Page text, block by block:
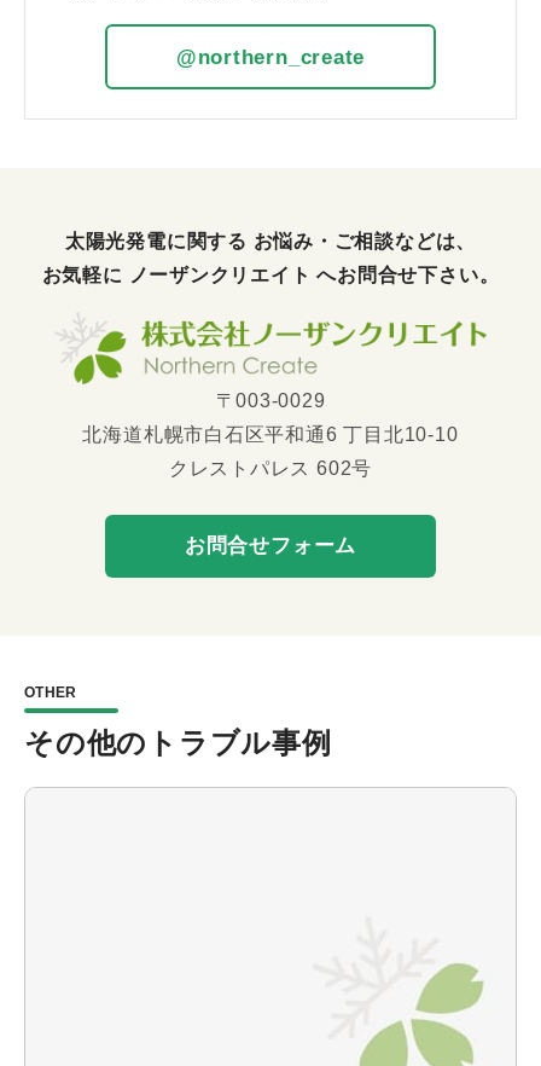
@northern_create
太陽光発電に関する お悩み・ご相談などは、
お気軽に ノーザンクリエイトへお問合せ下さい。
〒003-0029
北海道札幌市白石区平和通6 丁目北10-10
クレストパレス 602号
お問合せフォーム
OTHER
その他のトラブル事例